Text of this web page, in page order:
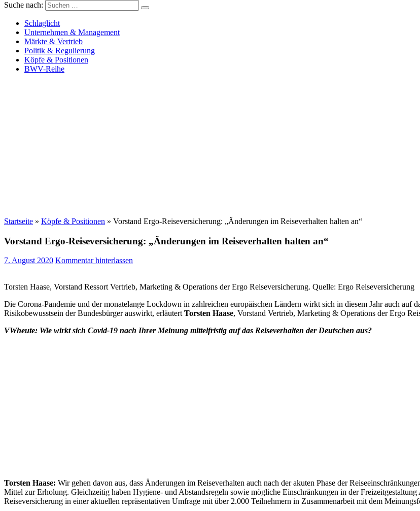
Versicherungswirtschaft-heute
Suche nach:
Schlaglicht
Unternehmen & Management
Märkte & Vertrieb
Politik & Regulierung
Köpfe & Positionen
BWV-Reihe
Startseite » Köpfe & Positionen » Vorstand Ergo-Reiseversicherung: „Änderungen im Reiseverhalten halten an“
Vorstand Ergo-Reiseversicherung: „Änderungen im Reiseverhalten halten an“
7. August 2020 Kommentar hinterlassen
Torsten Haase, Vorstand Ressort Vertrieb, Marketing & Operations der Ergo Reiseversicherung. Quelle: Ergo Reiseversicherung
Die Corona-Pandemie und der monatelange Lockdown in zahlreichen europäischen Ländern wirkt sich in diesem Jahr auch auf
Risikobewusstsein der Bundesbürger auswirkt, erläutertTorsten Haase, Vorstand Vertrieb, Marketing & Operations der Ergo
VWheute: Wie wirkt sich Covid-19 nach Ihrer Meinung mittelfristig auf das Reiseverhalten der Deutschen aus?
Torsten Haase: Wir gehen davon aus, dass Änderungen im Reiseverhalten auch nach der akuten Phase der
Mittel zur Erholung. Gleichzeitig haben Hygiene- und Abstandsregeln sowie mögliche Einschränkungen in der
Reiseversicherung in einer aktuellen repräsentativen Umfrage mit über 2.000 Teilnehmern in Zusammenarbeit mit dem